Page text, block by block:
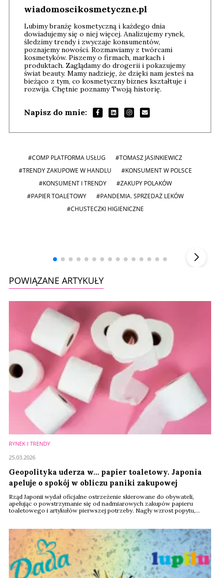
wiadomoscikosmetyczne.pl
Lubimy branżę kosmetyczną i każdego dnia
dowiadujemy się o niej więcej. Analizujemy rynek,
śledzimy trendy i zwyczaje konsumentów,
poznajemy nowości. Rozmawiamy z twórcami
kosmetyków. Piszemy o firmach, markach i
produktach. Zaglądamy do drogerii i pokazujemy
świat beauty. Mamy nadzieję, że dzięki nam jesteś na
bieżąco z tym, co kosmetyczny biznes kształtuje i
rozwija. Chętnie poznamy Twoją historię.
Napisz do mnie:
#COMP PLATFORMA USŁUG
#TOMASZ JASINKIEWICZ
#TRENDY ZAKUPOWE W HANDLU
#KONSUMENT W POLSCE
#KONSUMENT I TRENDY
#ZAKUPY POLAKÓW
#PAPIER TOALETOWY
#PANDEMIA. SPRZEDAŻ LEKÓW
#CHUSTECZKI HIGIENICZNE
POWIĄZANE ARTYKUŁY
RYNEK I TRENDY
Geopolityka uderza w… papier toaletowy. Japonia
apeluje o spokój w obliczu paniki zakupowej
Rząd Japonii wydał oficjalne ostrzeżenie skierowane do obywateli,
apelując o powstrzymanie się od nadmiarowych zakupów papieru
toaletowego i artykułów pierwszej potrzeby. Nagły wzrost popytu,
udziałem Iranu. Dla sektora handlu i logistyki to sygnał ostrzegawczy
dotyczący kruchości łańcuchów dostaw w ...
25.03.2026